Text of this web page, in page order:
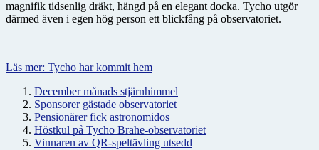
magnifik tidsenlig dräkt, hängd på en elegant docka. Tycho utgör
därmed även i egen hög person ett blickfång på observatoriet.
Läs mer: Tycho har kommit hem
December månads stjärnhimmel
Sponsorer gästade observatoriet
Pensionärer fick astronomidos
Höstkul på Tycho Brahe-observatoriet
Vinnaren av QR-speltävling utsedd